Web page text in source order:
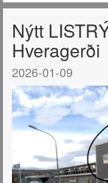
Nýtt
Hveragerði
2026-01-09